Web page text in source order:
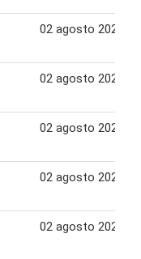
02 agosto 2026
02 agosto 2026
02 agosto 2026
02 agosto 2026
02 agosto 2026